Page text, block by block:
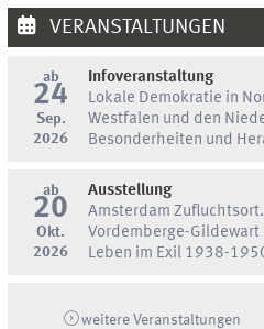
VERANSTALTUNGEN
ab
24
Sep.
2026
Infoveranstaltung
Lokale Demokratie in
Westfalen und den
Besonderheiten und
ab
20
Okt.
2026
Ausstellung
Amsterdam
Vordemberge-Gildewart
Leben im Exil 1938-
weitere Veranstaltungen